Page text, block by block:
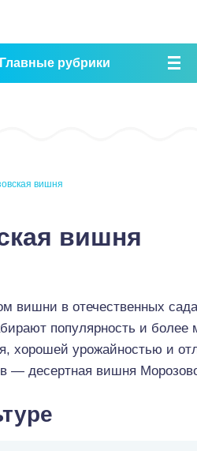
Главные рубрики
вишня
вишня
вишни в отечественных
популярность и
хорошей урожайностью и
— десертная вишня